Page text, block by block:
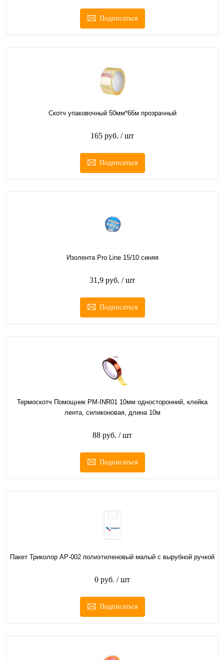
Подписаться
Скотч упаковочный 50мм*66м прозрачный
165 руб. / шт
Подписаться
Изолента Pro Line 15/10 синяя
31,9 руб. / шт
Подписаться
Термоскотч Помощник PM-INR01 10мм односторонний, клейка
лента, силиконовая, длина 10м
88 руб. / шт
Подписаться
Пакет Триколор АР-002 полиэтиленовый малый с вырубной ручкой
0 руб. / шт
Подписаться